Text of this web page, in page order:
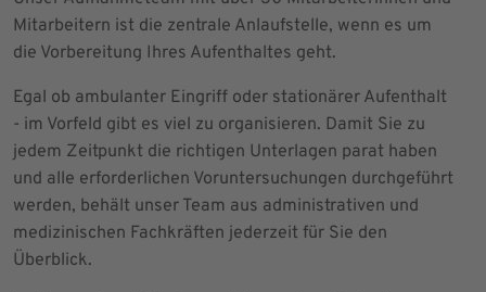
Mitarbeitern ist die zentrale Anlaufstelle, wenn es um
die Vorbereitung Ihres Aufenthaltes geht.
Egal ob ambulanter Eingriff oder stationärer Aufenthalt
- im Vorfeld gibt es viel zu organisieren. Damit Sie zu
jedem Zeitpunkt die richtigen Unterlagen parat haben
und alle erforderlichen Voruntersuchungen durchgeführt
werden, behält unser Team aus administrativen und
medizinischen Fachkräften jederzeit für Sie den
Überblick.